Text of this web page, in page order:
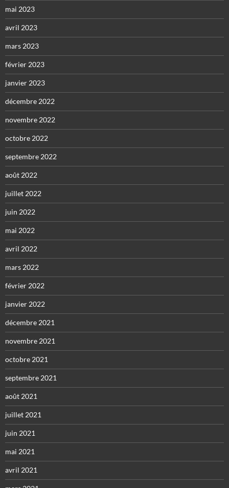
mai 2023
avril 2023
mars 2023
février 2023
janvier 2023
décembre 2022
novembre 2022
octobre 2022
septembre 2022
août 2022
juillet 2022
juin 2022
mai 2022
avril 2022
mars 2022
février 2022
janvier 2022
décembre 2021
novembre 2021
octobre 2021
septembre 2021
août 2021
juillet 2021
juin 2021
mai 2021
avril 2021